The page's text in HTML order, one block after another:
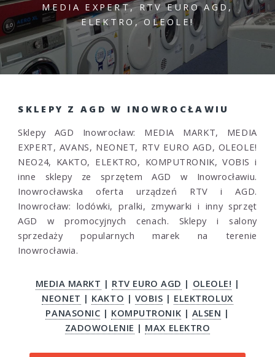
MEDIA EXPERT, RTV EURO AGD,
ELEKTRO, OLEOLE!
SKLEPY Z AGD W INOWROCŁAWIU
Sklepy AGD Inowrocław: MEDIA MARKT, MEDIA
EXPERT, AVANS, NEONET, RTV EURO AGD, OLEOLE!
NEO24, KAKTO, ELEKTRO, KOMPUTRONIK, VOBIS i
inne sklepy ze sprzętem AGD w Inowrocławiu.
Inowrocławska oferta urządzeń RTV i AGD.
Inowrocław: lodówki, pralki, zmywarki i inny sprzęt
AGD w promocyjnych cenach. Sklepy i salony
sprzedaży popularnych marek na terenie
Inowrocławia.
MEDIA MARKT | RTV EURO AGD | OLEOLE! |
NEONET | KAKTO | VOBIS | ELEKTROLUX
PANASONIC | KOMPUTRONIK | ALSEN |
ZADOWOLENIE | MAX ELEKTRO